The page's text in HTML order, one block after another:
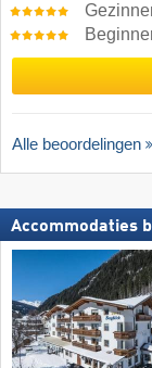
Alle beoordelingen
Accommodaties